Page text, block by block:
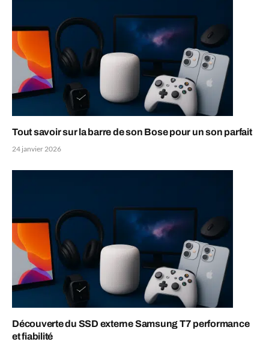
Tout savoir sur la barre de son Bose pour un son parfait
24 janvier 2026
Découverte du SSD externe Samsung T7 performance
et fiabilité